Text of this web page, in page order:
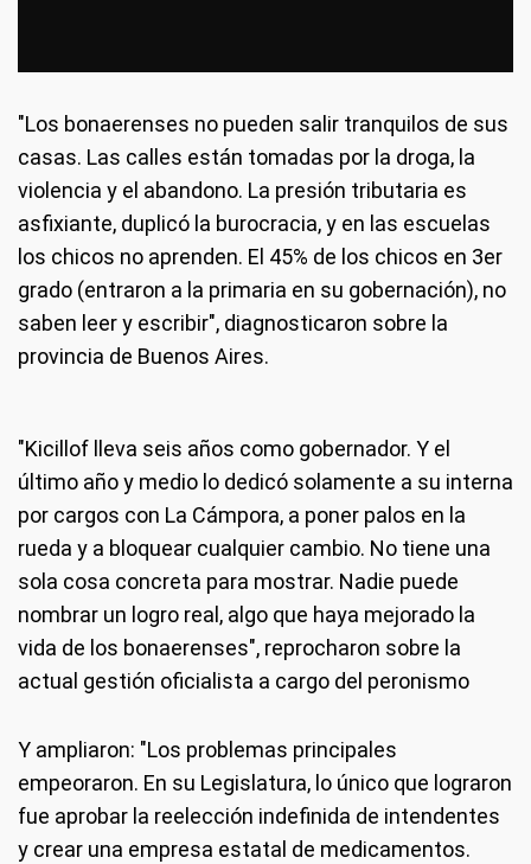
"Los bonaerenses no pueden salir tranquilos de sus
casas. Las calles están tomadas por la droga, la
violencia y el abandono. La presión tributaria es
asfixiante, duplicó la burocracia, y en las escuelas
los chicos no aprenden. El 45% de los chicos en 3er
grado (entraron a la primaria en su gobernación), no
saben leer y escribir", diagnosticaron sobre la
provincia de Buenos Aires.
"Kicillof lleva seis años como gobernador. Y el
último año y medio lo dedicó solamente a su interna
por cargos con La Cámpora, a poner palos en la
rueda y a bloquear cualquier cambio. No tiene una
sola cosa concreta para mostrar. Nadie puede
nombrar un logro real, algo que haya mejorado la
vida de los bonaerenses", reprocharon sobre la
actual gestión oficialista a cargo del peronismo
Y ampliaron: "Los problemas principales
empeoraron. En su Legislatura, lo único que lograron
fue aprobar la reelección indefinida de intendentes
y crear una empresa estatal de medicamentos.